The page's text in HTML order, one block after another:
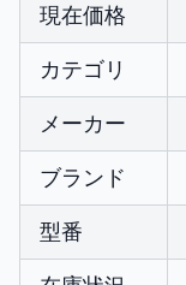
現在価格
カテゴリ
メーカー
ブランド
型番